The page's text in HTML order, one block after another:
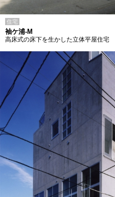
住宅
袖ケ浦-M
高床式の床下を生かした立体平屋住宅